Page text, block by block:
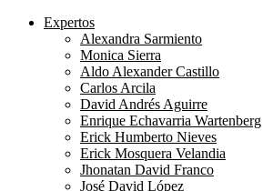
Expertos
Alexandra Sarmiento
Monica Sierra
Aldo Alexander Castillo
Carlos Arcila
David Andrés Aguirre
Enrique Echavarria Wartenberg
Erick Humberto Nieves
Erick Mosquera Velandia
Jhonatan David Franco
José David López